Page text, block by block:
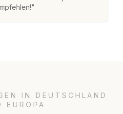
IN DEUTSCHLAND
EUROPA